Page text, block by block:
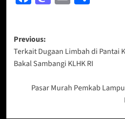
Post
navigation
Previous:
Terkait Dugaan Limbah di Pantai
Bakal Sambangi KLHK RI
Pasar Murah Pemkab